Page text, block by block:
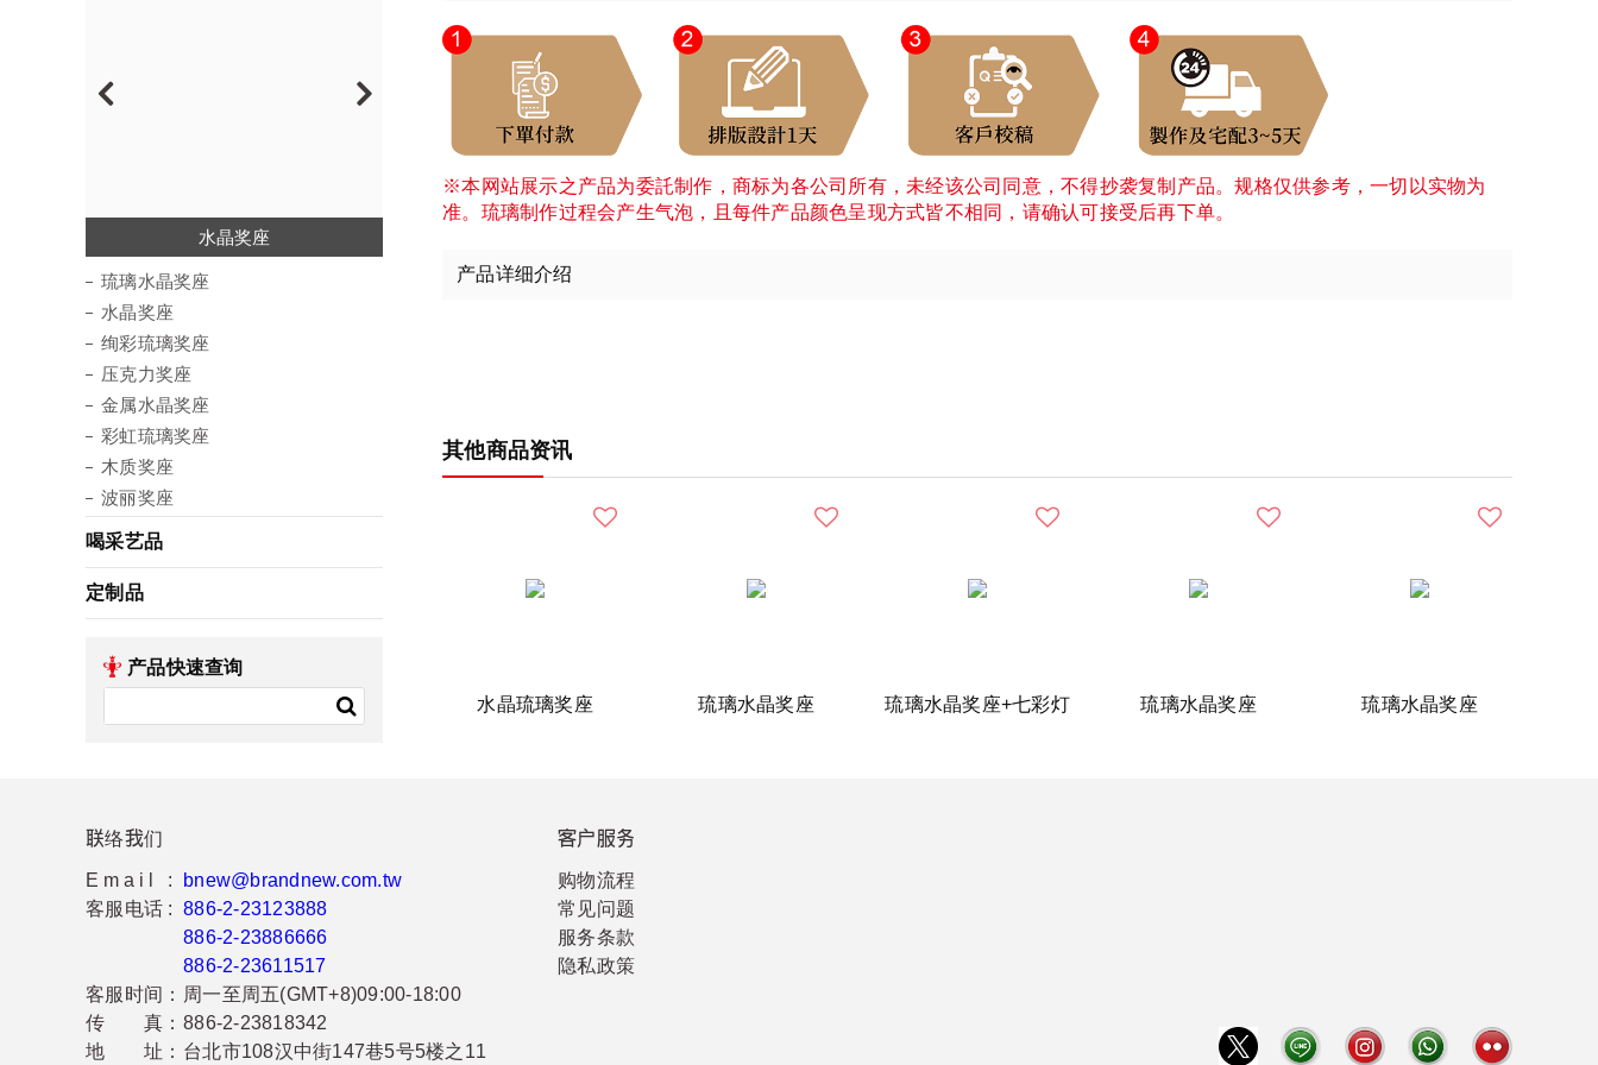
琉璃水晶奖座
水晶奖座
绚彩琉璃奖座
压克力奖座
金属水晶奖座
彩虹琉璃奖座
木质奖座
波丽奖座
琉璃水晶奖座
水晶奖座
绚彩琉璃奖座
压克力奖座
金属水晶奖座
彩虹琉璃奖座
木质奖座
波丽奖座
喝采艺品
定制品
产品快速查询
※本网站展示之产品为委託制作，商标为各公司所有，未经该公司同意，不得抄袭复制产品。规格仅供参考，一切以实物为
准。琉璃制作过程会产生气泡，且每件产品颜色呈现方式皆不相同，请确认可接受后再下单。
产品详细介绍
其他商品资讯
水晶琉璃奖座 琉璃水晶奖座 琉璃水晶奖座+七彩灯 琉璃水晶奖座 琉璃水晶奖座
联络我们
Email :
bnew@brandnew.com.tw
客服电话 : 886-2-23123888
886-2-23886666
886-2-23611517
客服时间： 周一至周五(GMT+8)09:00-18:00
传 真： 886-2-23818342
地 址： 台北市108汉中街147巷5号5楼之11
客户服务
购物流程
常见问题
服务条款
隐私政策